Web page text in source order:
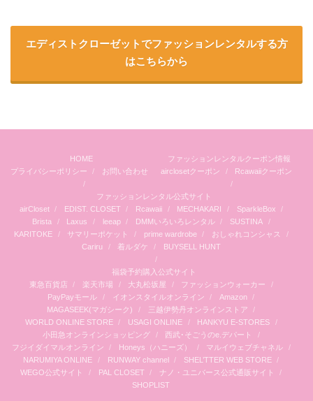
エディストクローゼットでファッションレンタルする方
はこちらから
HOME
プライバシーポリシー
お問い合わせ
ファッションレンタルクーポン情報
airclosetクーポン
Rcawaiiクーポン
ファッションレンタル公式サイト
airCloset
EDIST. CLOSET Rcawaii MECHAKARI
SparkleBox
Brista
Laxus leeap DMMいろいろレンタル
SUSTINA
KARITOKE
サマリーポケット prime wardrobe
おしゃれコンシャス
Cariru
着ルダケ BUYSELL HUNT
福袋予約購入公式サイト
東急百貨店
楽天市場 大丸松坂屋
ファッションウォーカー
PayPayモール
イオンスタイルオンライン
Amazon
MAGASEEK(マガシーク)
三越伊勢丹オンラインストア
WORLD ONLINE STORE
USAGI ONLINE
HANKYU E-STORES
小田急オンラインショッピング
西武･そごうのe.デパート
フジイダイマルオンライン
Honeys（ハニーズ）
マルイウェブチャネル
NARUMIYA ONLINE
RUNWAY channel
SHEL’TTER WEB STORE
WEGO公式サイト
PAL CLOSET
ナノ・ユニバース公式通販サイト
SHOPLIST